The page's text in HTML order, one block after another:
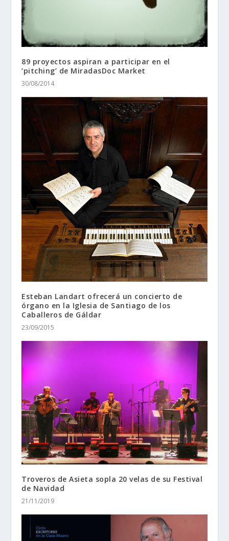
89 proyectos aspiran a participar en el
‘pitching’ de MiradasDoc Market
30/08/2014
Esteban Landart ofrecerá un concierto de
órgano en la Iglesia de Santiago de los
Caballeros de Gáldar
23/09/2015
Troveros de Asieta sopla 20 velas de su Festival
de Navidad
21/11/2019